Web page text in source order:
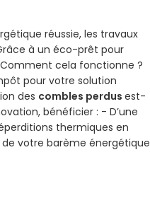
réussie, les travaux
à un éco-prêt pour
Comment cela fonctionne ?
pour votre solution
des combles perdusest-
bénéficier : - D’une
thermiques en
votre barème énergétique